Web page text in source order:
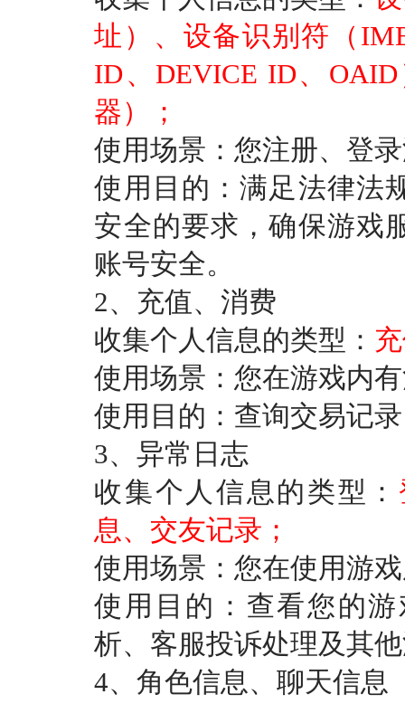
址）、设备识别符（
ID、DEVICE ID、
器）；
使用场景：您注册、登
使用目的：满足法律法
安全的要求，确保游戏
账号安全。
2、充值、消费
收集个人信息的类型：
使用场景：您在游戏内
使用目的：查询交易记
3、异常日志
收集个人信息的类型：
息、交友记录；
使用场景：您在使用游
使用目的：查看您的
析、客服投诉处理及其
4、角色信息、聊天信息